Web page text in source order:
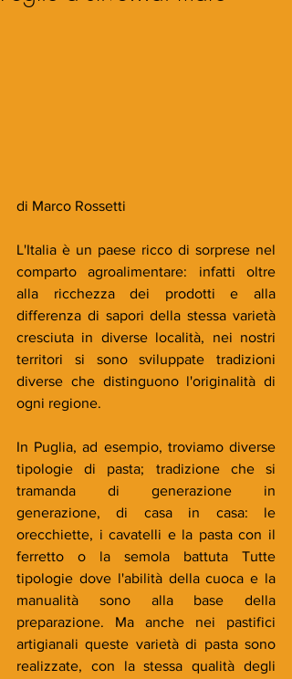
di Marco Rossetti
L'Italia è un paese ricco di sorprese nel
comparto agroalimentare: infatti oltre
alla ricchezza dei prodotti e alla
differenza di sapori della stessa varietà
cresciuta in diverse località, nei nostri
territori si sono sviluppate tradizioni
diverse che distinguono l'originalità di
ogni regione.
In Puglia, ad esempio, troviamo diverse
tipologie di pasta; tradizione che si
tramanda di generazione in
generazione, di casa in casa: le
orecchiette, i cavatelli e la pasta con il
ferretto o la semola battuta Tutte
tipologie dove l'abilità della cuoca e la
manualità sono alla base della
preparazione. Ma anche nei pastifici
artigianali queste varietà di pasta sono
realizzate, con la stessa qualità degli